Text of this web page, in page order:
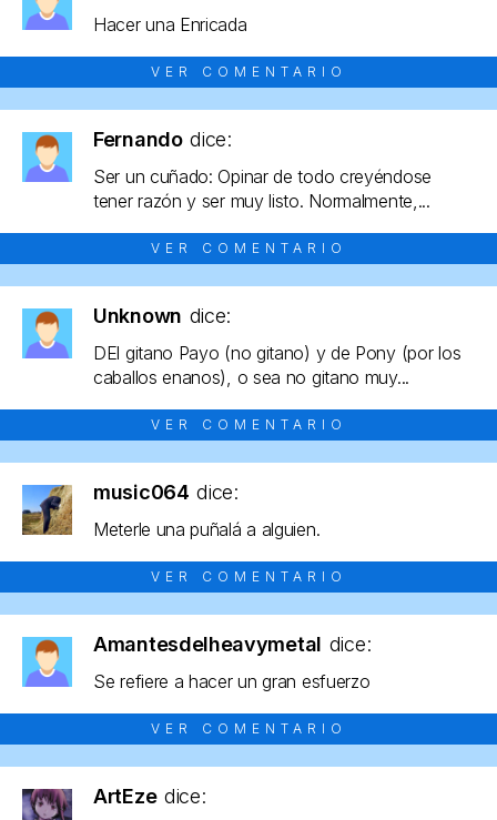
Hacer una Enricada
VER COMENTARIO
Fernando dice:
Ser un cuñado: Opinar de todo creyéndose
tener razón y ser muy listo. Normalmente,...
VER COMENTARIO
Unknown dice:
DEl gitano Payo (no gitano) y de Pony (por los
caballos enanos), o sea no gitano muy...
VER COMENTARIO
music064 dice:
Meterle una puñalá a alguien.
VER COMENTARIO
Amantesdelheavymetal dice:
Se refiere a hacer un gran esfuerzo
VER COMENTARIO
ArtEze dice: